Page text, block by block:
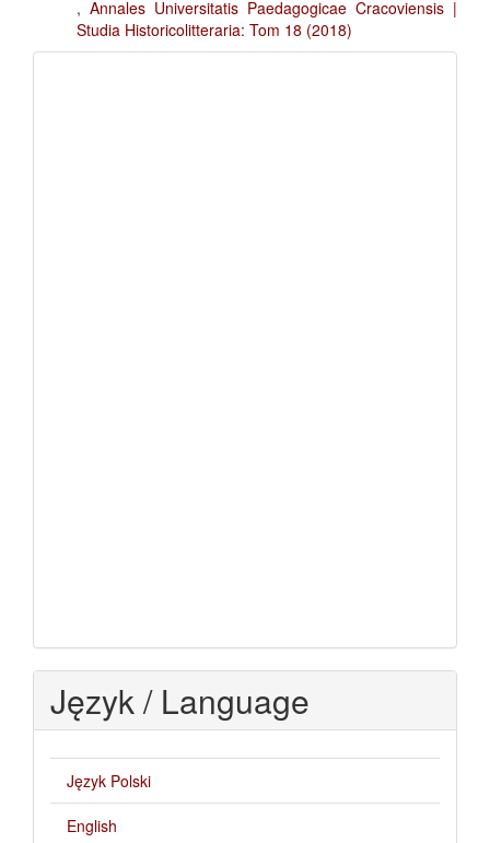
, Annales Universitatis Paedagogicae Cracoviensis |
Studia Historicolitteraria: Tom 18 (2018)
Język / Language
Język Polski
English